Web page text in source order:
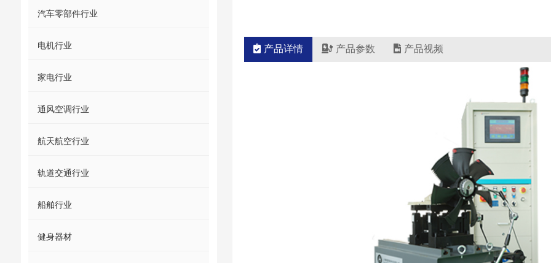
产品详情 产品参数 产品视频
汽车零部件行业
电机行业
家电行业
通风空调行业
航天航空行业
轨道交通行业
船舶行业
健身器材